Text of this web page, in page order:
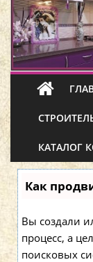
КАТАЛОГ
Как
Вы создали
процесс, а
поисковых